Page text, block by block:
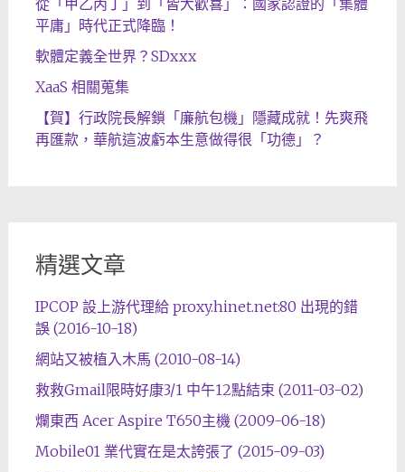
從「甲乙丙丁」到「皆大歡喜」：國家認證的「集體
平庸」時代正式降臨！
軟體定義全世界？SDxxx
XaaS 相關蒐集
【賀】行政院長解鎖「廉航包機」隱藏成就！先爽飛
再匯款，華航這波虧本生意做得很「功德」？
精選文章
IPCOP 設上游代理給 proxy.hinet.net:80 出現的錯
誤 (2016-10-18)
網站又被植入木馬 (2010-08-14)
救救Gmail限時好康3/1 中午12點結束 (2011-03-02)
爛東西 Acer Aspire T650主機 (2009-06-18)
Mobile01 業代實在是太誇張了 (2015-09-03)